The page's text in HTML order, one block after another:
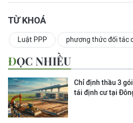
TỪ KHOÁ
Luật PPP phương thức đối tác
ĐỌC NHIỀU
Chỉ định thầu 3
tái định cư tại